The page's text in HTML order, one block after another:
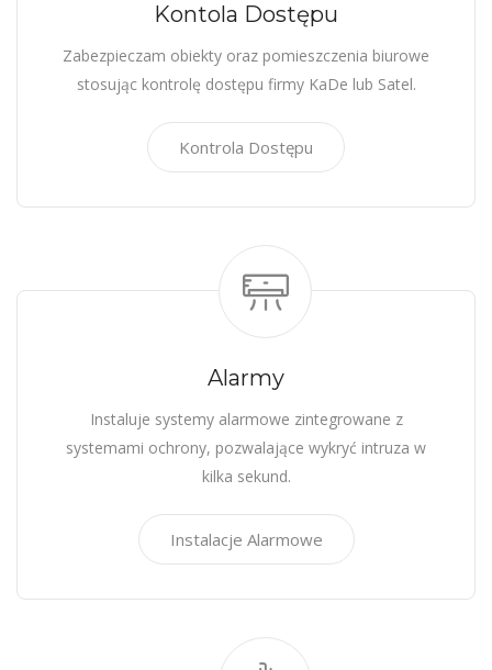
Kontola Dostępu
Zabezpieczam obiekty oraz pomieszczenia biurowe
stosując kontrolę dostępu firmy KaDe lub Satel.
Kontrola Dostępu
Alarmy
Instaluje systemy alarmowe zintegrowane z
systemami ochrony, pozwalające wykryć intruza w
kilka sekund.
Instalacje Alarmowe